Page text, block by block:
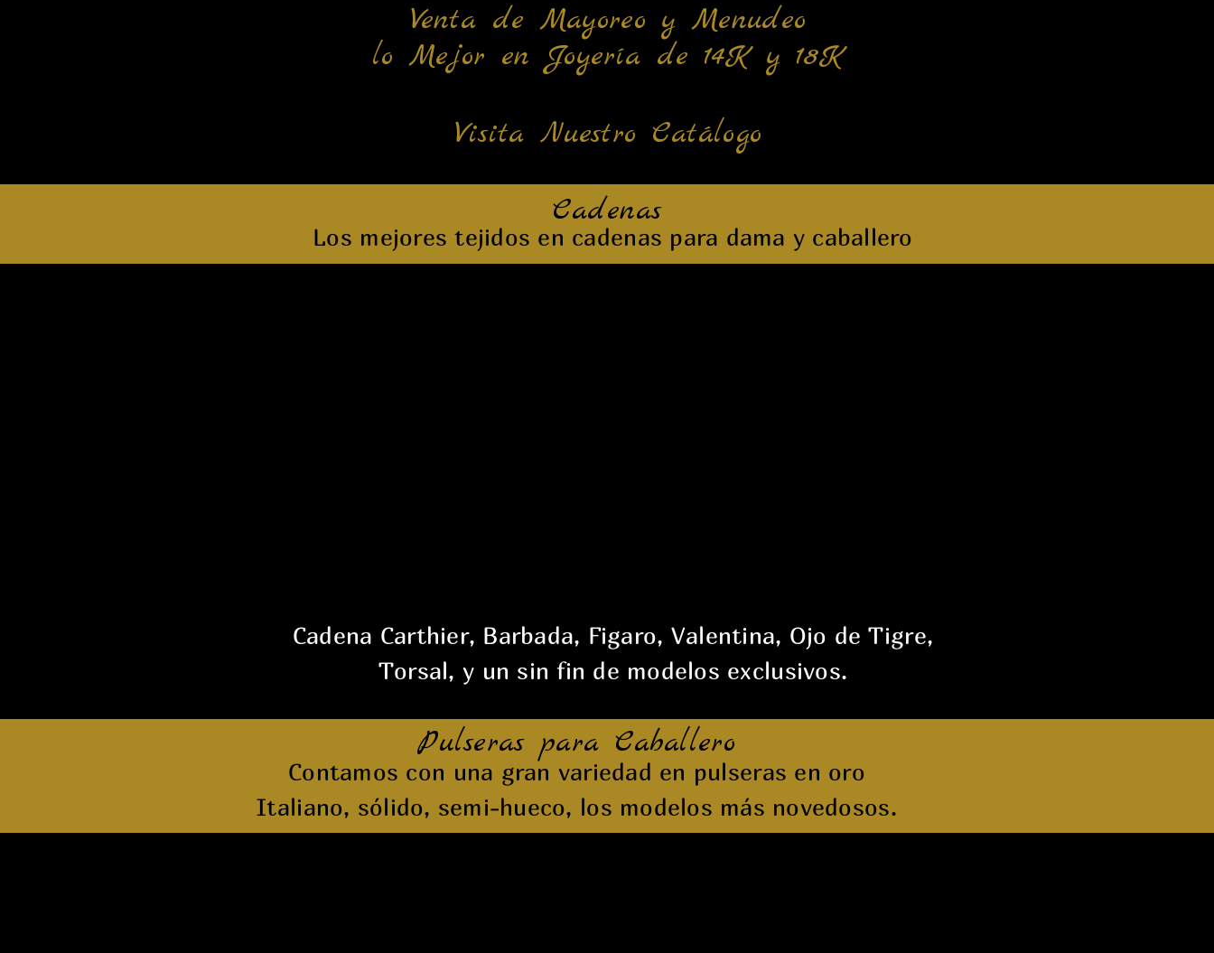
Venta de Mayoreo y Menudeo
lo Mejor en Joyería de 14K y 18K
Visita Nuestro Catálogo
Cadenas
Los mejores tejidos en cadenas para dama y caballero
Cadena Carthier, Barbada, Figaro, Valentina, Ojo de Tigre,
Torsal, y un sin fin de modelos exclusivos.
Pulseras para Caballero
Contamos con una gran variedad en pulseras en oro
Italiano, sólido, semi-hueco, los modelos más novedosos.